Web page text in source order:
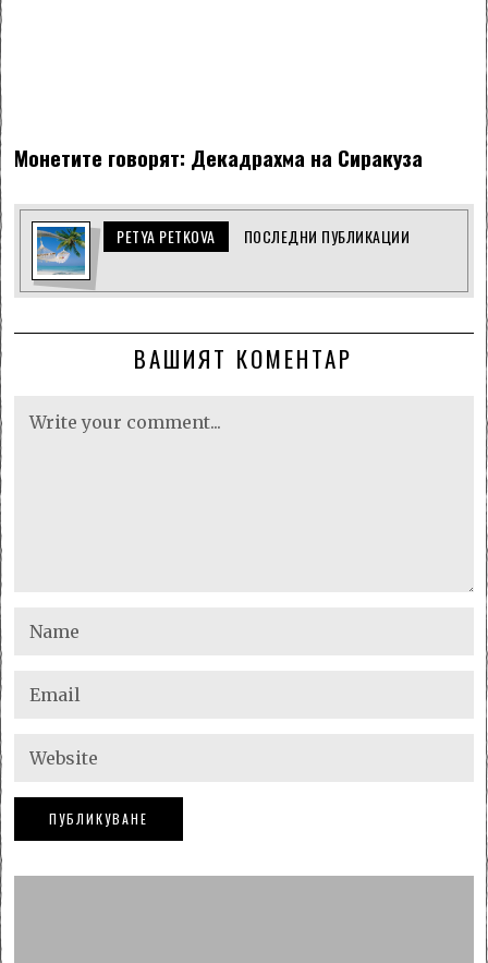
Монетите говорят: Декадрахма на Сиракуза
PETYA PETKOVA ПОСЛЕДНИ ПУБЛИКАЦИИ
ВАШИЯТ КОМЕНТАР